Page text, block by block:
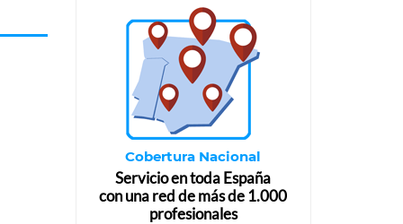
Cobertura Nacional
Servicio en toda España
con una red de más de 1.000
profesionales